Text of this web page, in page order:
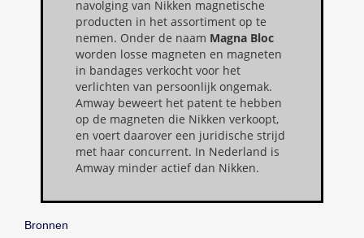
navolging van Nikken magnetische
producten in het assortiment op te
nemen. Onder de naam Magna Bloc
worden losse magneten en magneten
in bandages verkocht voor het
verlichten van persoonlijk ongemak.
Amway beweert het patent te hebben
op de magneten die Nikken verkoopt,
en voert daarover een juridische strijd
met haar concurrent. In Nederland is
Amway minder actief dan Nikken.
Bronnen